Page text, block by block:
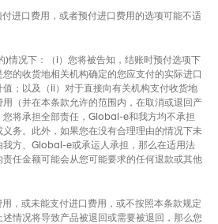
付进口费用，或者预付进口费用的选项可能不适
)情况下：（i）您将被告知，结账时预付选项下
的收货地相关机构确定的您应支付的实际进口
；以及（ii）对于直接向有关机构支付收货地
（并在本条款允许的范围内，在取消或退回产
您将承担全部责任，Global-e和我方均不承担
务。此外，如果您在没有合理理由的情况下未
我方、Global-e或承运人承担，那么在适用法
任金额可能会从您可能要求的任何退款或其他
用，或未能支付进口费用，或不按照本条款规定
情况将导致产品被退回或需要被退回，那么您